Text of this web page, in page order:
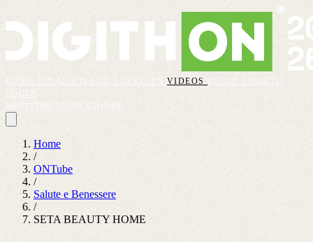
VIDEOS
REGOLAMENTO
Home
/
ONTube
/
Salute e Benessere
/
SETA BEAUTY HOME